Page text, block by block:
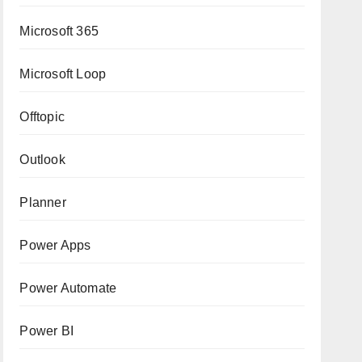
Microsoft 365
Microsoft Loop
Offtopic
Outlook
Planner
Power Apps
Power Automate
Power BI